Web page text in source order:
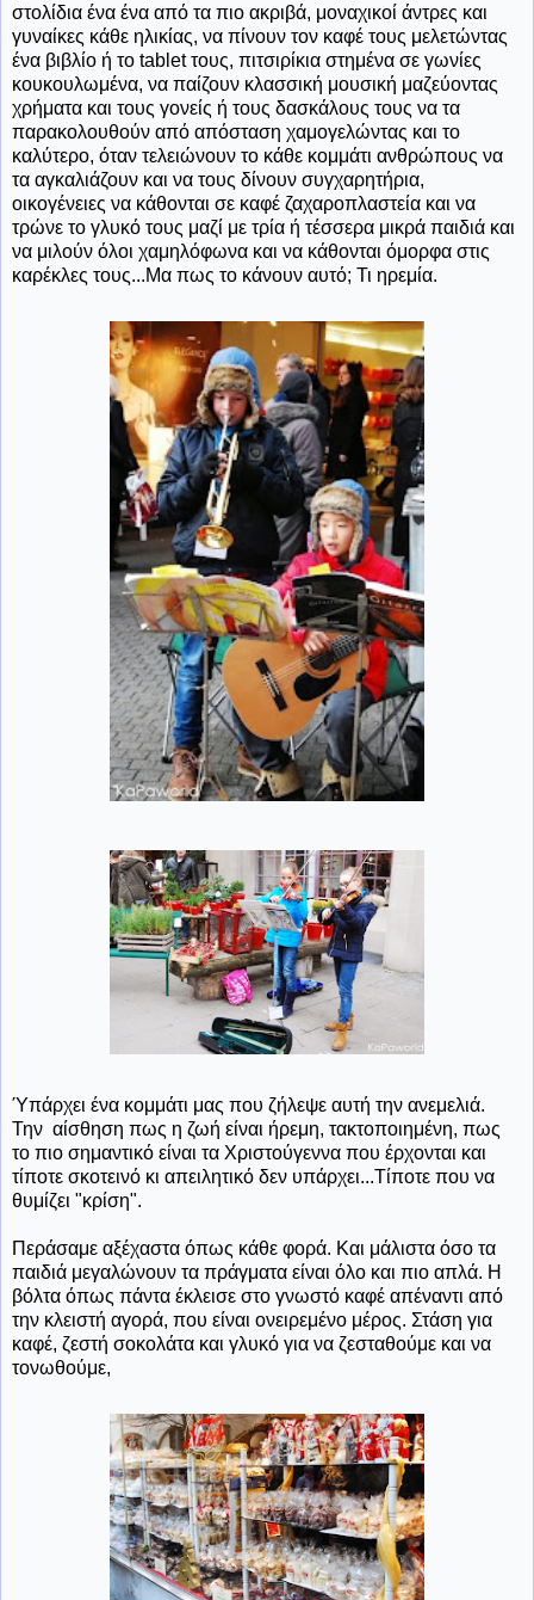
στολίδια ένα ένα από τα πιο ακριβά, μοναχικοί άντρες και
γυναίκες κάθε ηλικίας, να πίνουν τον καφέ τους μελετώντας
ένα βιβλίο ή το tablet τους, πιτσιρίκια στημένα σε γωνίες
κουκουλωμένα, να παίζουν κλασσική μουσική μαζεύοντας
χρήματα και τους γονείς ή τους δασκάλους τους να τα
παρακολουθούν από απόσταση χαμογελώντας και το
καλύτερο, όταν τελειώνουν το κάθε κομμάτι ανθρώπους να
τα αγκαλιάζουν και να τους δίνουν συγχαρητήρια,
οικογένειες να κάθονται σε καφέ ζαχαροπλαστεία και να
τρώνε το γλυκό τους μαζί με τρία ή τέσσερα μικρά παιδιά και
να μιλούν όλοι χαμηλόφωνα και να κάθονται όμορφα στις
καρέκλες τους...Μα πως το κάνουν αυτό; Τι ηρεμία.
Ύπάρχει ένα κομμάτι μας που ζήλεψε αυτή την ανεμελιά.
Την αίσθηση πως η ζωή είναι ήρεμη, τακτοποιημένη, πως
το πιο σημαντικό είναι τα Χριστούγεννα που έρχονται και
τίποτε σκοτεινό κι απειλητικό δεν υπάρχει...Τίποτε που να
θυμίζει "κρίση".
Περάσαμε αξέχαστα όπως κάθε φορά. Και μάλιστα όσο τα
παιδιά μεγαλώνουν τα πράγματα είναι όλο και πιο απλά. Η
βόλτα όπως πάντα έκλεισε στο γνωστό καφέ απέναντι από
την κλειστή αγορά, που είναι ονειρεμένο μέρος. Στάση για
καφέ, ζεστή σοκολάτα και γλυκό για να ζεσταθούμε και να
τονωθούμε,